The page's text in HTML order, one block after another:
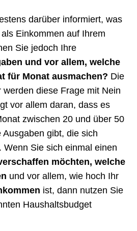
darüber informiert, was
Einkommen auf Ihrem
Sie jedoch Ihre
und vor allem, welche
für Monat ausmachen? Die
werden diese Frage mit Nein
vor allem daran, dass es
zwischen 20 und über 50
gibt, die sich
Wenn Sie sich einmal einen
möchten, welche
und vor allem, wie hoch Ihr
ist, dann nutzen Sie
Haushaltsbudget